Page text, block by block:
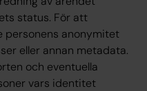
status. För att
personens anonymitet
eller annan metadata.
och eventuella
vars identitet